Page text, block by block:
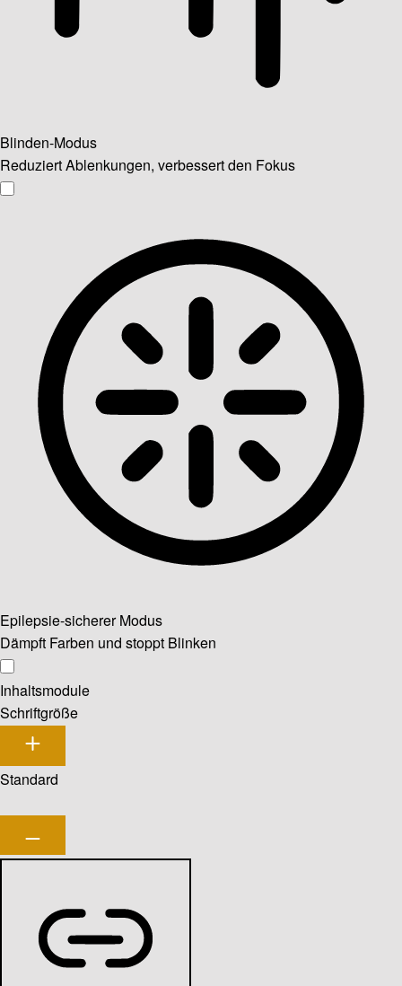
Blinden-Modus
Reduziert Ablenkungen, verbessert den Fokus
Epilepsie-sicherer Modus
Dämpft Farben und stoppt Blinken
Inhaltsmodule
Schriftgröße
Standard